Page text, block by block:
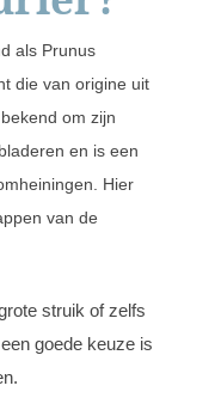
als Prunus
die van origine uit
om zijn
en is een
Hier
van de
struik of zelfs
goede keuze is